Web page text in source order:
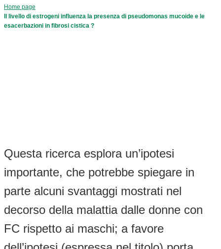
Home page
Il livello di estrogeni influenza la presenza di pseudomonas mucoide e le
esacerbazioni in fibrosi cistica ?
Questa ricerca esplora un’ipotesi
importante, che potrebbe spiegare in
parte alcuni svantaggi mostrati nel
decorso della malattia dalle donne con
FC rispetto ai maschi; a favore